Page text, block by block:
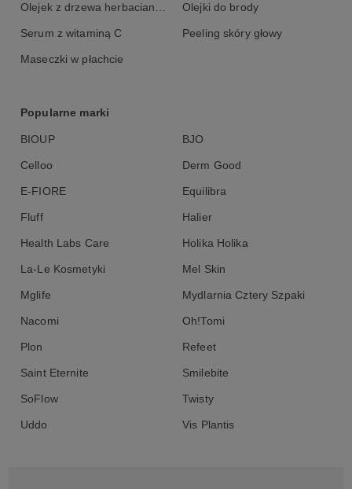
Olejek z drzewa herbacianego Olejki do brody
Serum z witaminą C Peeling skóry głowy
Maseczki w płachcie
Popularne marki
BIOUP BJO
Celloo Derm Good
E-FIORE Equilibra
Fluff Halier
Health Labs Care Holika Holika
La-Le Kosmetyki Mel Skin
Mglife Mydlarnia Cztery Szpaki
Nacomi Oh!Tomi
Plon Refeet
Saint Eternite Smilebite
SoFlow Twisty
Uddo Vis Plantis